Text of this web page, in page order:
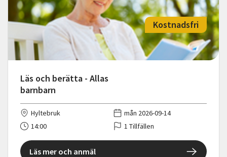
Läs och berätta - Allas
barnbarn
Kostnadsfri
Hyltebruk
mån 2026-09-14
14:00
1 Tillfällen
Läs mer och anmäl